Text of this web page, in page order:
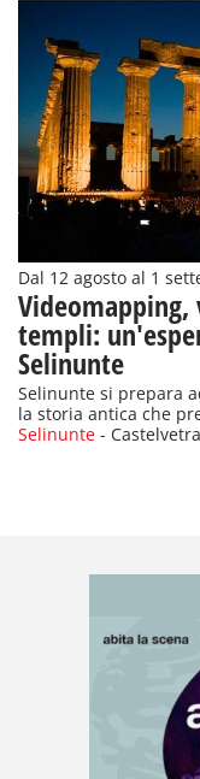
Dal 12 agosto al 1
templi:
Selinunte
Selinunte si prepara
la storia antica che
Selinunte -